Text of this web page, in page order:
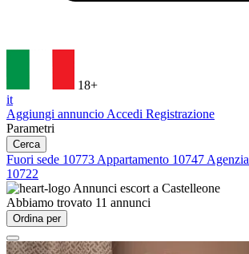
18+
it
Aggiungi annuncio Accedi Registrazione
Parametri
Cerca
Fuori sede 10773 Appartamento 10747 Agenzia
10722
Annunci escort a Castelleone
Abbiamo trovato 11 annunci
Ordina per